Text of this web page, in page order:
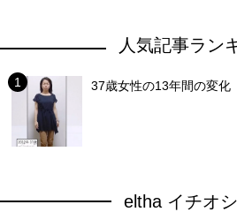
人気記事ラン
37歳女性の13年間の変化
eltha イチオ